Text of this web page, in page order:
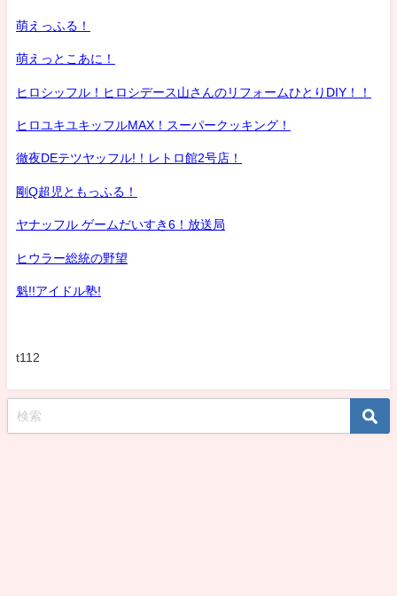
萌えっふる！
萌えっとこあに！
ヒロシッフル！ヒロシデース山さんのリフォームひとりDIY！！
ヒロユキユキッフルMAX！スーパークッキング！
徹夜DEテツヤッフル!！レトロ館2号店！
剛Q超児ともっふる！
ヤナッフル ゲームだいすき6！放送局
ヒウラー総統の野望
魁!!アイドル塾!
t112